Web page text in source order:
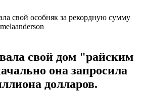
свой дом "райским
она запросила
долларов.